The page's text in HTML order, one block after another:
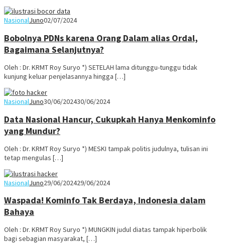
NasionalJuno02/07/2024
Bobolnya PDNs karena Orang Dalam alias Ordal,
Bagaimana Selanjutnya?
Oleh : Dr. KRMT Roy Suryo *) SETELAH lama ditunggu-tunggu tidak
kunjung keluar penjelasannya hingga […]
NasionalJuno30/06/202430/06/2024
Data Nasional Hancur, Cukupkah Hanya Menkominfo
yang Mundur?
Oleh : Dr. KRMT Roy Suryo *) MESKI tampak politis judulnya, tulisan ini
tetap mengulas […]
NasionalJuno29/06/202429/06/2024
Waspada! Kominfo Tak Berdaya, Indonesia dalam
Bahaya
Oleh : Dr. KRMT Roy Suryo *) MUNGKIN judul diatas tampak hiperbolik
bagi sebagian masyarakat, […]